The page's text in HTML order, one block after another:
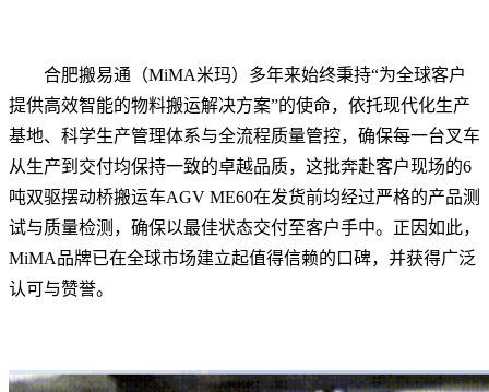
合肥搬易通（MiMA米玛）多年来始终秉持“为全球客户
提供高效智能的物料搬运解决方案”的使命，依托现代化生产
基地、科学生产管理体系与全流程质量管控，确保每一台叉车
从生产到交付均保持一致的卓越品质，这批奔赴客户现场的6
吨双驱摆动桥搬运车AGV ME60在发货前均经过严格的产品测
试与质量检测，确保以最佳状态交付至客户手中。正因如此，
MiMA品牌已在全球市场建立起值得信赖的口碑，并获得广泛
认可与赞誉。